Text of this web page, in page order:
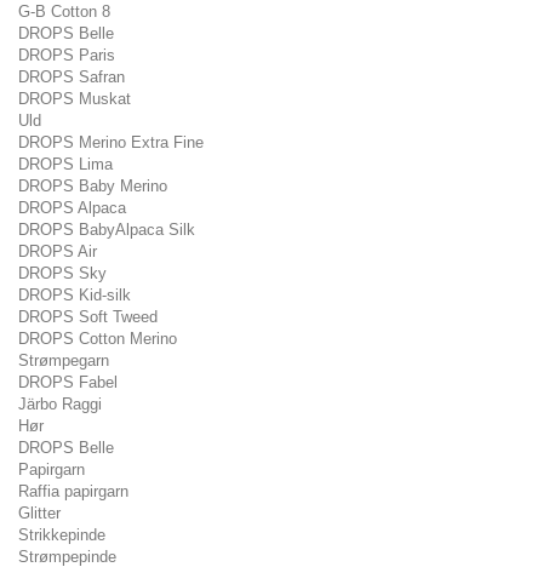
G-B Cotton 8
DROPS Belle
DROPS Paris
DROPS Safran
DROPS Muskat
Uld
DROPS Merino Extra Fine
DROPS Lima
DROPS Baby Merino
DROPS Alpaca
DROPS BabyAlpaca Silk
DROPS Air
DROPS Sky
DROPS Kid-silk
DROPS Soft Tweed
DROPS Cotton Merino
Strømpegarn
DROPS Fabel
Järbo Raggi
Hør
DROPS Belle
Papirgarn
Raffia papirgarn
Glitter
Strikkepinde
Strømpepinde